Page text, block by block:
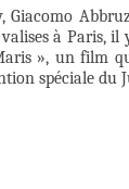
Giacomo
à Paris,
», un film
spéciale du